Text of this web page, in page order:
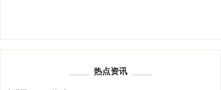
热点资讯